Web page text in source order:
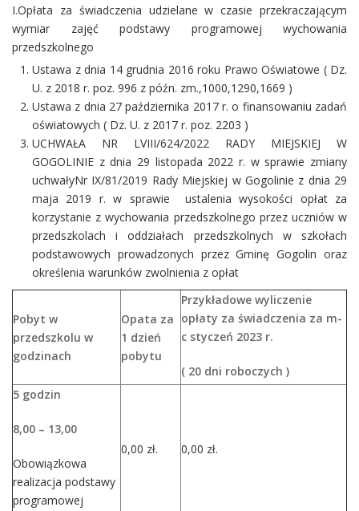
I.Opłata za świadczenia udzielane w czasie przekraczającym
wymiar zajęć podstawy programowej wychowania
przedszkolnego
Ustawa z dnia 14 grudnia 2016 roku Prawo Oświatowe ( Dz.
U. z 2018 r. poz. 996 z późn. zm.,1000,1290,1669 )
Ustawa z dnia 27 października 2017 r. o finansowaniu zadań
oświatowych ( Dz. U. z 2017 r. poz. 2203 )
UCHWAŁA NR LVIII/624/2022 RADY MIEJSKIEJ W
GOGOLINIE z dnia 29 listopada 2022 r. w sprawie zmiany
uchwałyNr IX/81/2019 Rady Miejskiej w Gogolinie z dnia 29
maja 2019 r. w sprawie ustalenia wysokości opłat za
korzystanie z wychowania przedszkolnego przez uczniów w
przedszkolach i oddziałach przedszkolnych w szkołach
podstawowych prowadzonych przez Gminę Gogolin oraz
określenia warunków zwolnienia z opłat
Pobyt w
przedszkolu w
godzinach
Opata za
1 dzień
pobytu
Przykładowe wyliczenie
opłaty za świadczenia za m-
c styczeń 2023 r.
( 20 dni roboczych )
5 godzin
8,00 – 13,00
Obowiązkowa
realizacja podstawy
programowej
0,00 zł. 0,00 zł.